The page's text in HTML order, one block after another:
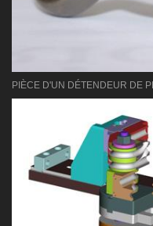
PIÈCE D'UN DÉTENDEUR DE